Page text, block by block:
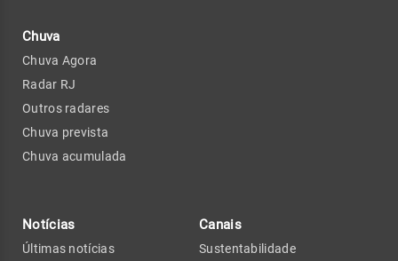
Chuva
Chuva Agora
Radar RJ
Outros radares
Chuva prevista
Chuva acumulada
Notícias
Últimas notícias
Canais
Sustentabilidade